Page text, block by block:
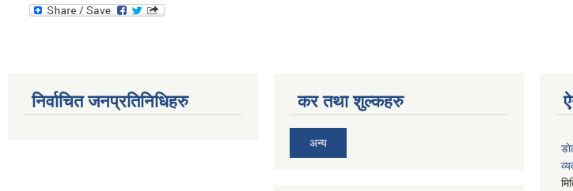
निर्वाचित जनप्रतिनिधिहरु कर तथा शुल्कहरु
अन्य